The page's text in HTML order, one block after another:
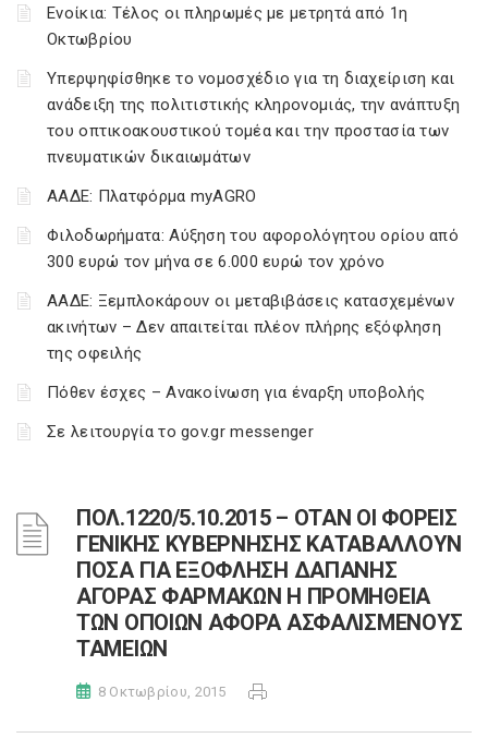
Ενοίκια: Τέλος οι πληρωμές με μετρητά από 1η
Οκτωβρίου
Υπερψηφίσθηκε το νομοσχέδιο για τη διαχείριση και
ανάδειξη της πολιτιστικής κληρονομιάς, την ανάπτυξη
του οπτικοακουστικού τομέα και την προστασία των
πνευματικών δικαιωμάτων
ΑΑΔΕ: Πλατφόρμα myAGRO
Φιλοδωρήματα: Αύξηση του αφορολόγητου ορίου από
300 ευρώ τον μήνα σε 6.000 ευρώ τον χρόνο
ΑΑΔΕ: Ξεμπλοκάρουν οι μεταβιβάσεις κατασχεμένων
ακινήτων – Δεν απαιτείται πλέον πλήρης εξόφληση
της οφειλής
Πόθεν έσχες – Ανακοίνωση για έναρξη υποβολής
Σε λειτουργία το gov.gr messenger
ΠΟΛ.1220/5.10.2015 – ΟΤΑΝ ΟΙ ΦΟΡΕΙΣ
ΓΕΝΙΚΗΣ ΚΥΒΕΡΝΗΣΗΣ ΚΑΤΑΒΑΛΛΟΥΝ
ΠΟΣΑ ΓΙΑ ΕΞΟΦΛΗΣΗ ΔΑΠΑΝΗΣ
ΑΓΟΡΑΣ ΦΑΡΜΑΚΩΝ Η ΠΡΟΜΗΘΕΙΑ
ΤΩΝ ΟΠΟΙΩΝ ΑΦΟΡΑ ΑΣΦΑΛΙΣΜΕΝΟΥΣ
ΤΑΜΕΙΩΝ
8 Οκτωβρίου, 2015